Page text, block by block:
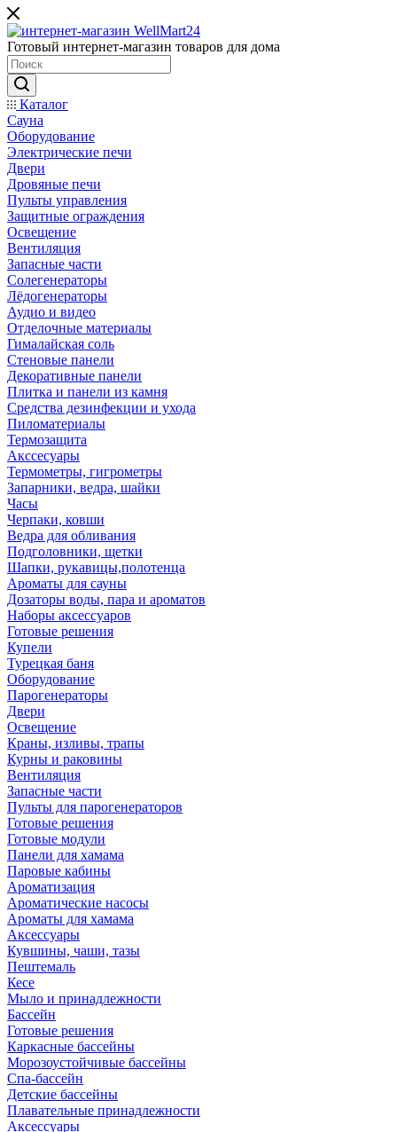
Готовый интернет-магазин товаров для дома
Каталог
Сауна
Оборудование
Электрические печи
Двери
Дровяные печи
Пульты управления
Защитные ограждения
Освещение
Вентиляция
Запасные части
Солегенераторы
Лёдогенераторы
Аудио и видео
Отделочные материалы
Гималайская соль
Стеновые панели
Декоративные панели
Плитка и панели из камня
Средства дезинфекции и ухода
Пиломатериалы
Термозащита
Аксcесуары
Термометры, гигрометры
Запарники, ведра, шайки
Часы
Черпаки, ковши
Ведра для обливания
Подголовники, щетки
Шапки, рукавицы,полотенца
Ароматы для сауны
Дозаторы воды, пара и ароматов
Наборы аксессуаров
Готовые решения
Купели
Турецкая баня
Оборудование
Парогенераторы
Двери
Освещение
Краны, изливы, трапы
Курны и раковины
Вентиляция
Запасные части
Пульты для парогенераторов
Готовые решения
Готовые модули
Панели для хамама
Паровые кабины
Ароматизация
Ароматические насосы
Ароматы для хамама
Аксессуары
Кувшины, чаши, тазы
Пештемаль
Кесе
Мыло и принадлежности
Бассейн
Готовые решения
Каркасные бассейны
Морозоустойчивые бассейны
Спа-бассейн
Детские бассейны
Плавательные принадлежности
Аксессуары